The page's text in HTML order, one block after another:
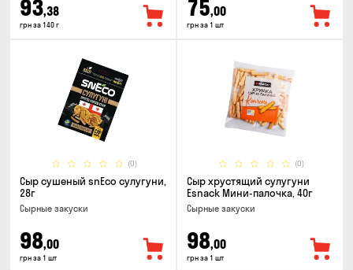
93,38
грн за 140 г
75,00
грн за 1 шт
(0)
Сыр сушеный snEco сулугуни,
28г
Cырные закуски
98,00
грн за 1 шт
(0)
Сыр хрустящий сулугуни
Esnack Мини-палочка, 40г
Cырные закуски
98,00
грн за 1 шт